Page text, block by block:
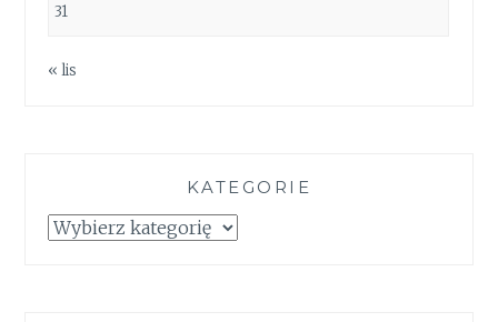
31
« lis
KATEGORIE
Kategorie